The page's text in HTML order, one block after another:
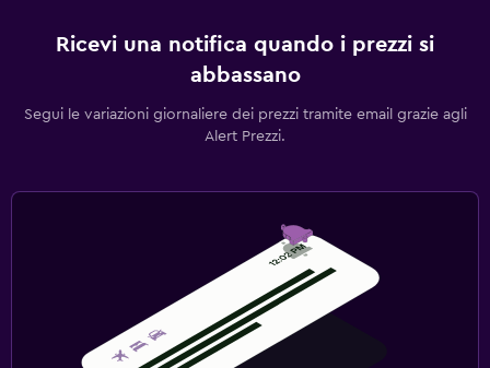
Ricevi una notifica quando i prezzi si
abbassano
Segui le variazioni giornaliere dei prezzi tramite email grazie agli
Alert Prezzi.